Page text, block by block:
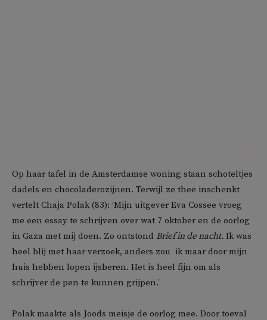
Op haar tafel in de Amsterdamse woning staan schoteltjes
dadels en chocoladerozijnen. Terwijl ze thee inschenkt
vertelt Chaja Polak (83): ‘Mijn uitgever Eva Cossee vroeg
me een essay te schrijven over wat 7 oktober en de oorlog
in Gaza met mij doen. Zo ontstond Brief in de nacht. Ik was
heel blij met haar verzoek, anders zou ik maar door mijn
huis hebben lopen ijsberen. Het is heel fijn om als
schrijver de pen te kunnen grijpen.’
Polak maakte als Joods meisje de oorlog mee. Door toeval